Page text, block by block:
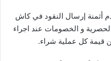
إرسال النقود في كاش
و الخصومات عند اجراء
قيمة كل عملية شراء.